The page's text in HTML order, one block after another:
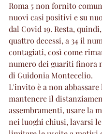
Roma 5 non fornito
nuovi casi positivi e su
dal Covid 19. Resta,
quattro decessi, a 34 il
contagiati, così come
numero dei guariti finora
di Guidonia Montecelio.
L'invito è a non abbassare
mantenere il
assembramenti, usare la
nei luoghi chiusi, lavarsi